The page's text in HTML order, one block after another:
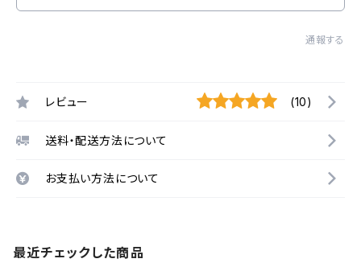
通報する
レビュー (10)
送料・配送方法について
お支払い方法について
最近チェックした商品